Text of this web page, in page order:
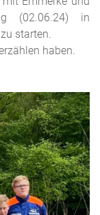
(02.06.24) in
starten.
haben.